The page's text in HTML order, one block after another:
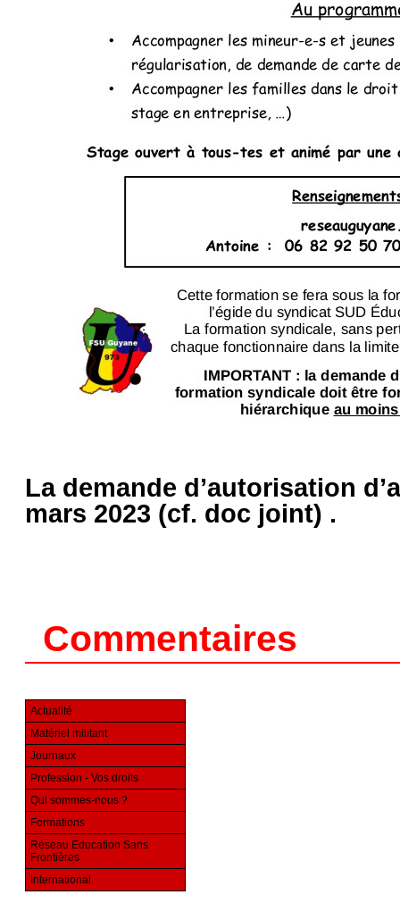
La demande d’autorisation
mars 2023 (cf. doc joint) .
Commentaires
Actualité
Matériel militant
Journaux
Profession - Vos droits
Qui sommes-nous ?
Formations
Réseau Education Sans
Frontières
International